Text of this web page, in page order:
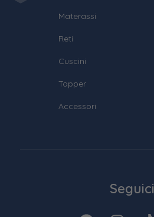
Materassi
Reti
Cuscini
Topper
Accessori
Seguici